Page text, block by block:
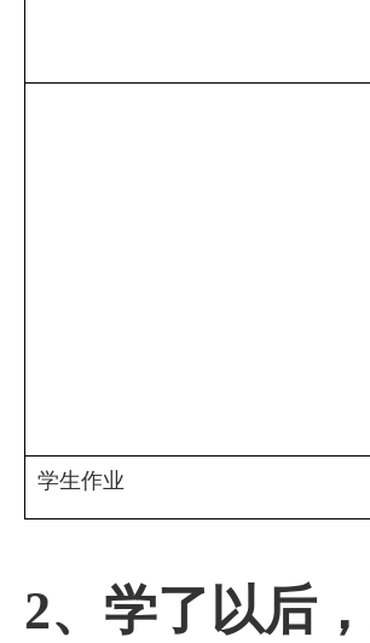
学生作业
2、学了以后